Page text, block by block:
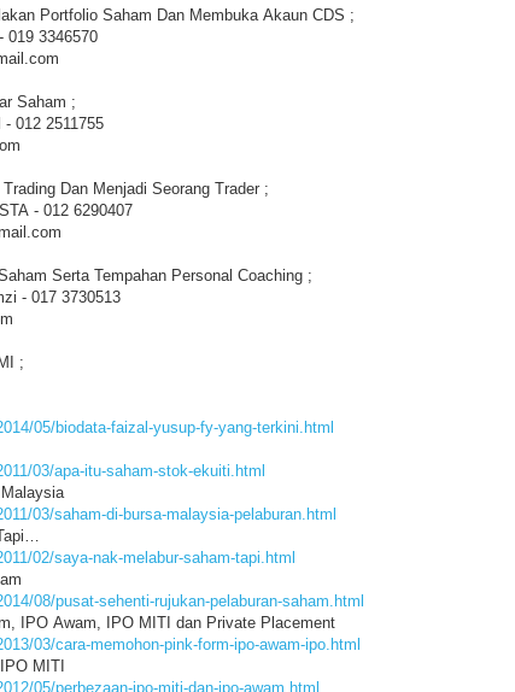
Portfolio Saham Dan Membuka Akaun CDS ;
019 3346570
Saham ;
012 2511755
Dan Menjadi Seorang Trader ;
- 012 6290407
Serta Tempahan Personal Coaching ;
- 017 3730513
;
05/biodata-faizal-yusup-fy-yang-terkini.html
03/apa-itu-saham-stok-ekuiti.html
03/saham-di-bursa-malaysia-pelaburan.html
02/saya-nak-melabur-saham-tapi.html
08/pusat-sehenti-rujukan-pelaburan-saham.html
IPO Awam, IPO MITI dan Private Placement
03/cara-memohon-pink-form-ipo-awam-ipo.html
MITI
05/perbezaan-ipo-miti-dan-ipo-awam.html